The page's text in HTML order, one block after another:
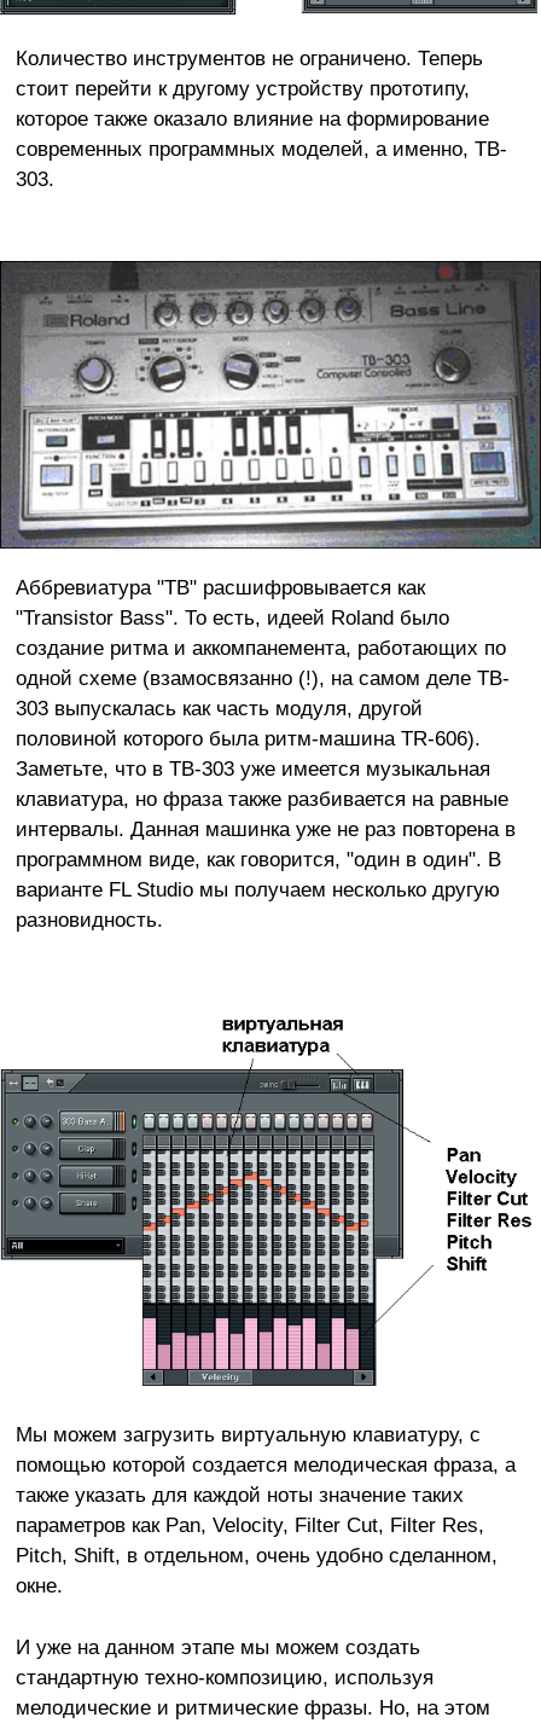
Количество инструментов не ограничено. Теперь
стоит перейти к другому устройству прототипу,
которое также оказало влияние на формирование
современных программных моделей, а именно, TB-
303.
Аббревиатура "TB" расшифровывается как
"Transistor Bass". То есть, идеей Roland было
создание ритма и аккомпанемента, работающих по
одной схеме (взамосвязанно (!), на самом деле TB-
303 выпускалась как часть модуля, другой
половиной которого была ритм-машина TR-606).
Заметьте, что в TB-303 уже имеется музыкальная
клавиатура, но фраза также разбивается на равные
интервалы. Данная машинка уже не раз повторена в
программном виде, как говорится, "один в один". В
варианте FL Studio мы получаем несколько другую
разновидность.
Мы можем загрузить виртуальную клавиатуру, с
помощью которой создается мелодическая фраза, а
также указать для каждой ноты значение таких
параметров как Pan, Velocity, Filter Cut, Filter Res,
Pitch, Shift, в отдельном, очень удобно сделанном,
окне.
И уже на данном этапе мы можем создать
стандартную техно-композицию, используя
мелодические и ритмические фразы. Но, на этом